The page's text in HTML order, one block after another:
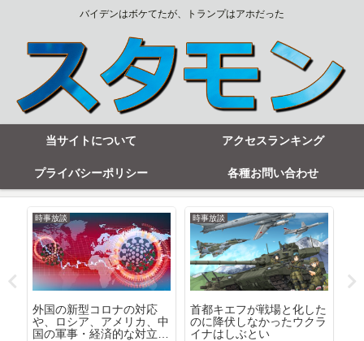
バイデンはボケてたが、トランプはアホだった
当サイトについて アクセスランキング
プライバシーポリシー 各種お問い合わせ
時事放談
外国の新型コロナの対応
や、ロシア、アメリカ、中
国の軍事・経済的な対立な
時事放談
首都キエフが戦場と化した
のに降伏しなかったウクラ
イナはしぶとい